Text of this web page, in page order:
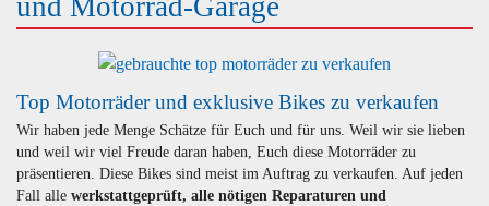
Top Motorräder und exklusive Bikes zu verkaufen
Wir haben jede Menge Schätze für Euch und für uns. Weil wir sie lieben
und weil wir viel Freude daran haben, Euch diese Motorräder zu
präsentieren. Diese Bikes sind meist im Auftrag zu verkaufen. Auf jeden
Fall alle werkstattgeprüft, alle nötigen Reparaturen und